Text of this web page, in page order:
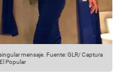
mensaje. Fuente: GLR/ Captura
Popular